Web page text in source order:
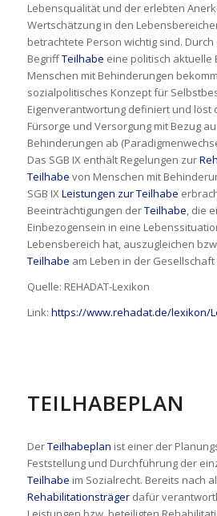
Lebensqualität und der erlebten
Wertschätzung in den
betrachtete Person wichtig sind. Durch
BegriffTeilhabe eine politisch aktuelle
Menschen mit Behinderungen
sozialpolitisches Konzept für
Eigenverantwortung definiert und löst
Fürsorge und Versorgung mit Bezug
Behinderungen ab
Das SGB IX enthält Regelungen zur
Teilhabe von Menschen mit
SGB IXLeistungen zur Teilhabe
Beeinträchtigungen derTeilhabe, die
Einbezogensein in eine
Lebensbereich hat, auszugleichen
Teilhabe am Leben in der
Quelle: REHADAT-Lexikon
Link: https://www.rehadat.de/lexikon/
TEILHABEPLAN
DerTeilhabeplan ist einer der
Feststellung und Durchführung der
Teilhabe im Sozialrecht. Bereits nach
Rehabilitationsträgerdafür